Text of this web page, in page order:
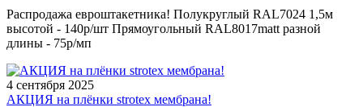
Распродажа евроштакетника! Полукруглый RAL7024 1,5м
высотой - 140р/шт Прямоугольный RAL8017matt разной
длины - 75р/мп
4 сентября 2025
АКЦИЯ на плёнки strotex мембрана!